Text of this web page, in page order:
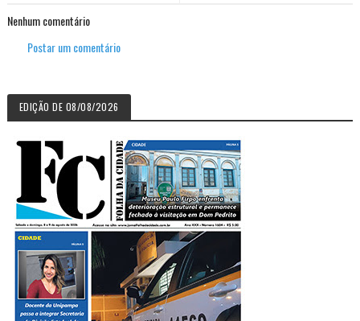
Nenhum comentário
Postar um comentário
EDIÇÃO DE 08/08/2026